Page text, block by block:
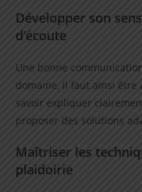
Développer son
d’écoute
Une bonne
domaine, il faut ainsi être
savoir expliquer
proposer des solutions
Maîtriser les
plaidoirie